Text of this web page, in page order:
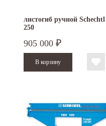
листогиб ручной
250
905 000 ₽